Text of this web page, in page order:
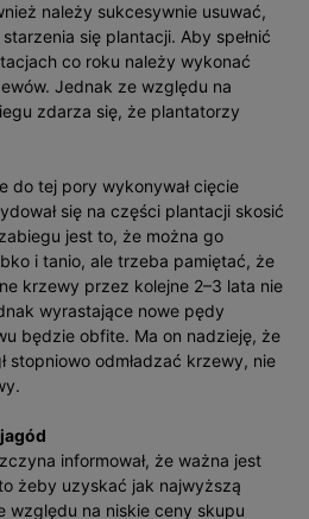
należy sukcesywnie usuwać,
się plantacji. Aby spełnić
co roku należy wykonać
Jednak ze względu na
zdarza się, że plantatorzy
do tej pory wykonywał cięcie
się na części plantacji skosić
jest to, że można go
i tanio, ale trzeba pamiętać, że
krzewy przez kolejne 2–3 lata nie
wyrastające nowe pędy
będzie obfite. Ma on nadzieję, że
stopniowo odmładzać krzewy, nie
informował, że ważna jest
żeby uzyskać jak najwyższą
względu na niskie ceny skupu